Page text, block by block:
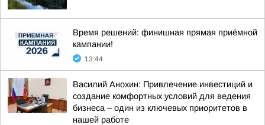
Время решений: финишная прямая приёмной
кампании!
13:44
Василий Анохин: Привлечение инвестиций и
создание комфортных условий для ведения
бизнеса – один из ключевых приоритетов в
нашей работе